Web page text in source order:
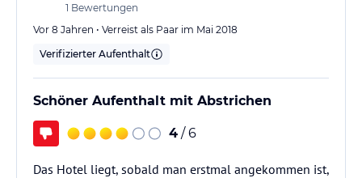
1 Bewertungen
Vor 8 Jahren • Verreist als Paar im Mai 2018
Verifizierter Aufenthalt
Schöner Aufenthalt mit Abstrichen
4 / 6
Das Hotel liegt, sobald man erstmal angekommen ist,